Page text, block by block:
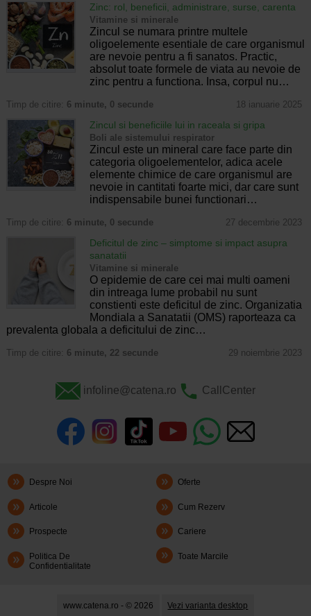
Zinc: rol, beneficii, administrare, surse, carenta
Vitamine si minerale
Zincul se numara printre multele
oligoelemente esentiale de care organismul
are nevoie pentru a fi sanatos. Practic,
absolut toate formele de viata au nevoie de
zinc pentru a functiona. Insa, corpul nu…
Timp de citire: 6 minute, 0 secunde 18 ianuarie 2025
Zincul si beneficiile lui in raceala si gripa
Boli ale sistemului respirator
Zincul este un mineral care face parte din
categoria oligoelementelor, adica acele
elemente chimice de care organismul are
nevoie in cantitati foarte mici, dar care sunt
indispensabile bunei functionari…
Timp de citire: 6 minute, 0 secunde 27 decembrie 2023
Deficitul de zinc – simptome si impact asupra
sanatatii
Vitamine si minerale
O epidemie de care cei mai multi oameni
din intreaga lume probabil nu sunt
constienti este deficitul de zinc. Organizatia
Mondiala a Sanatatii (OMS) raporteaza ca
prevalenta globala a deficitului de zinc…
Timp de citire: 6 minute, 22 secunde 29 noiembrie 2023
infoline@catena.ro CallCenter
Despre Noi Oferte
Articole Cum Rezerv
Prospecte Cariere
Politica De
Confidentialitate
Toate Marcile
www.catena.ro - © 2026 Vezi varianta desktop